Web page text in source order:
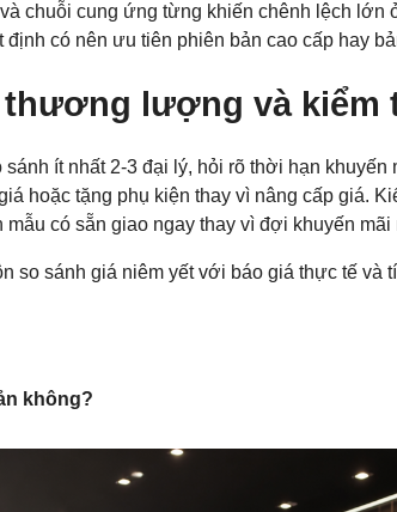
chuỗi cung ứng từng khiến chênh lệch
có nên ưu tiên phiên bản cao cấp hay
lượng và kiểm
ít nhất 2-3 đại lý, hỏi rõ thời hạn
hoặc tặng phụ kiện thay vì nâng cấp giá.
có sẵn giao ngay thay vì đợi khuyến mãi
so sánh giá niêm yết với báo giá thực tế và
không?